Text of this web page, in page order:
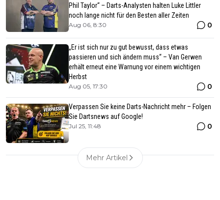
Phil Taylor“ – Darts-Analysten halten Luke Littler
noch lange nicht für den Besten aller Zeiten
Aug 06, 8:30 0
„Er ist sich nur zu gut bewusst, dass etwas
passieren und sich ändern muss“ – Van Gerwen
erhält erneut eine Warnung vor einem wichtigen
Herbst
Aug 05, 17:30 0
Verpassen Sie keine Darts-Nachricht mehr – Folgen
Sie Dartsnews auf Google!
Jul 25, 11:48 0
Mehr Artikel